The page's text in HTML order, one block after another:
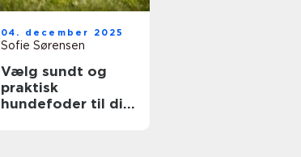
04. december 2025
Sofie Sørensen
Vælg sundt og
praktisk
hundefoder til din